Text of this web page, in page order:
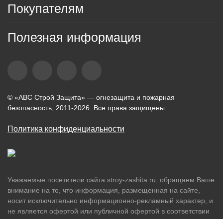
Покупателям
Полезная информация
© «АВС Строй Защита» — огнезащита и пожарная
безопасность, 2011-2026. Все права защищены.
Политика конфиденциальности
Уважаемые посетители сайта stroy-zashita.ru, обращаем Ваше
внимание на то, что информация, размещенная на сайте,
носит исключительно информационно-рекламный характер, и
не является офертой или публичной офертой в соответствии